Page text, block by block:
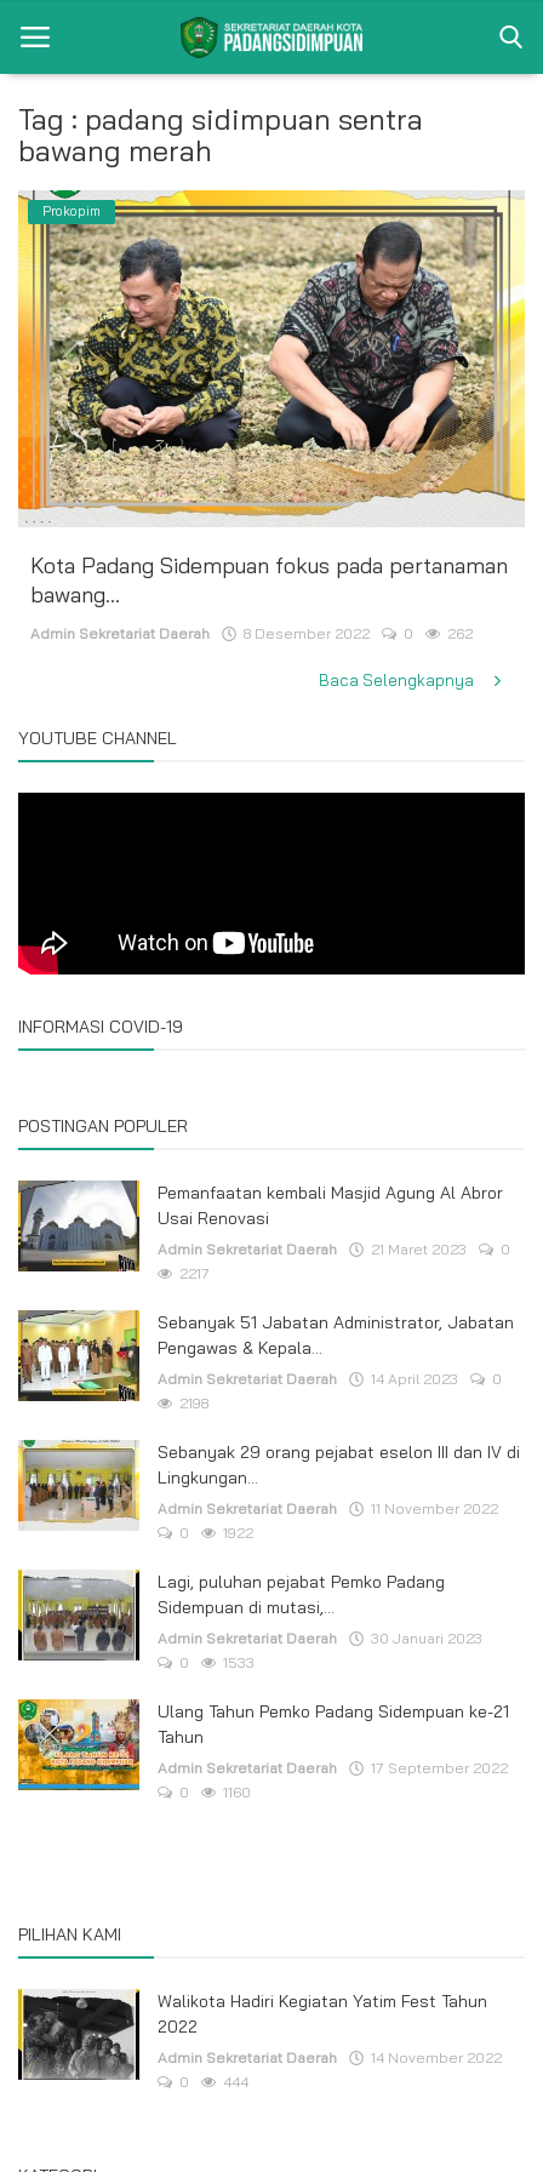
Beranda
Album
Visi Misi
Bagian
Kontak
Pencapaian
Profil
Tag : padang sidimpuan sentra
bawang merah
Prokopim
Kota Padang Sidempuan fokus pada pertanaman
bawang...
Admin Sekretariat Daerah 8 Desember 2022 0 262
Baca Selengkapnya
YOUTUBE CHANNEL
INFORMASI COVID-19
POSTINGAN POPULER
Pemanfaatan kembali Masjid Agung Al Abror
Usai Renovasi
Admin Sekretariat Daerah 21 Maret 2023
0
2217
Sebanyak 51 Jabatan Administrator, Jabatan
Pengawas & Kepala...
Admin Sekretariat Daerah 14 April 2023
0
2198
Sebanyak 29 orang pejabat eselon III dan IV di
Lingkungan...
Admin Sekretariat Daerah
11 November 2022
0
1922
Lagi, puluhan pejabat Pemko Padang
Sidempuan di mutasi,...
Admin Sekretariat Daerah
30 Januari 2023
0
1533
Ulang Tahun Pemko Padang Sidempuan ke-21
Tahun
Admin Sekretariat Daerah
17 September 2022
0
1160
PILIHAN KAMI
Walikota Hadiri Kegiatan Yatim Fest Tahun
2022
Admin Sekretariat Daerah
14 November 2022
0
444